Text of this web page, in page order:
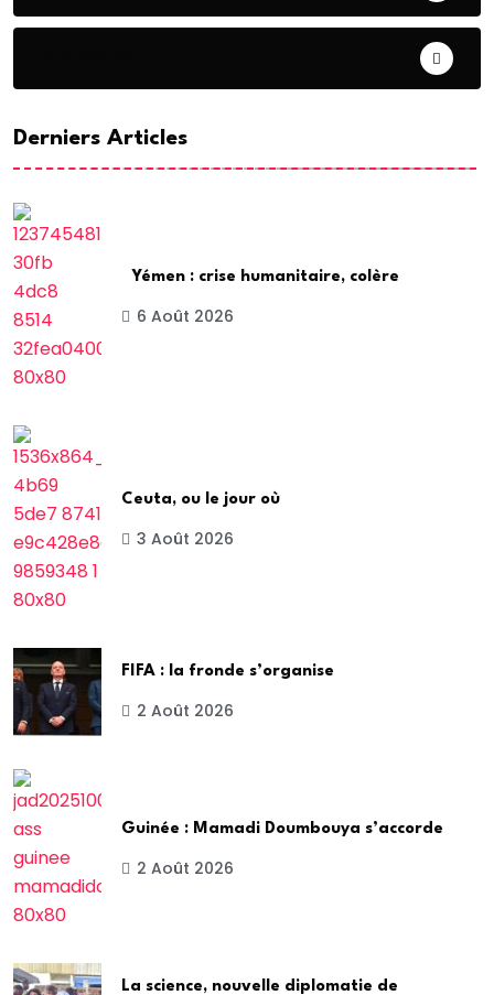
Derniers Articles
Yémen : crise humanitaire, colère
6 Août 2026
Ceuta, ou le jour où
3 Août 2026
FIFA : la fronde s’organise
2 Août 2026
Guinée : Mamadi Doumbouya s’accorde
2 Août 2026
La science, nouvelle diplomatie de